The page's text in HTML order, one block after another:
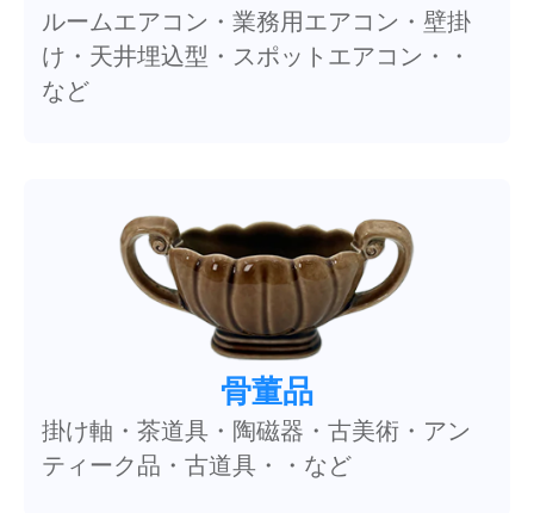
ルームエアコン・業務用エアコン・壁掛
け・天井埋込型・スポットエアコン・・
など
骨董品
掛け軸・茶道具・陶磁器・古美術・アン
ティーク品・古道具・・など